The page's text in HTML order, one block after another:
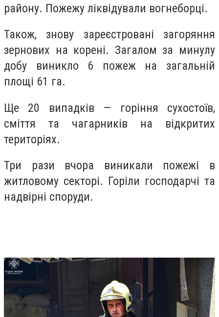
району. Пожежу ліквідували вогнеборці.
Також, знову зареєстровані загоряння
зернових на корені. Загалом за минулу
добу виникло 6 пожеж на загальній
площі 61 га.
Ще 20 випадків — горіння сухостоїв,
сміття та чагарників на відкритих
територіях.
Три рази вчора виникали пожежі в
житловому секторі. Горіли господарчі та
надвірні споруди.